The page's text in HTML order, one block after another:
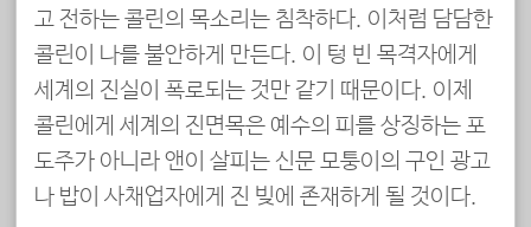
고 전하는 콜린의 목소리는 침착하다. 이처럼 담담한
콜린이 나를 불안하게 만든다. 이 텅 빈 목격자에게
세계의 진실이 폭로되는 것만 같기 때문이다. 이제
콜린에게 세계의 진면목은 예수의 피를 상징하는 포
도주가 아니라 앤이 살피는 신문 모퉁이의 구인 광고
나 밥이 사채업자에게 진 빚에 존재하게 될 것이다.